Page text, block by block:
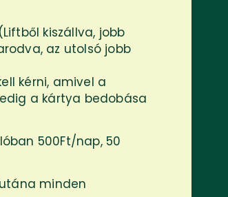
kiszállva, jobb
az utolsó jobb
kérni, amivel a
a kártya bedobása
500Ft/nap, 50
minden